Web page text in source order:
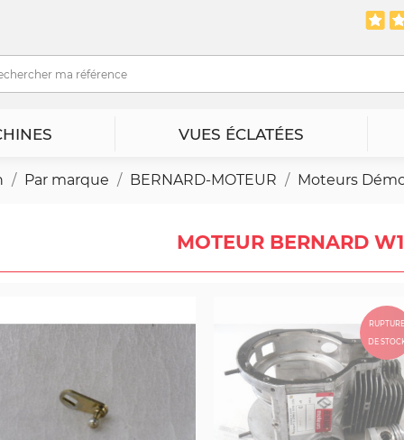
VUES ÉCLATÉES
Par marque BERNARD-MOTEUR Moteurs
MOTEUR BERNARD
RUPTURE
DE